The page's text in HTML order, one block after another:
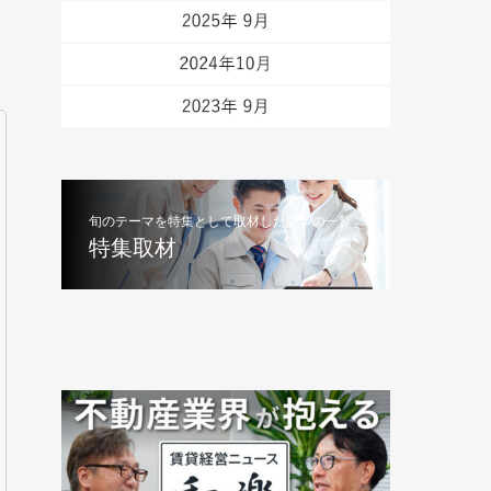
旬のテーマを特集として取材した記事の一覧
特集取材